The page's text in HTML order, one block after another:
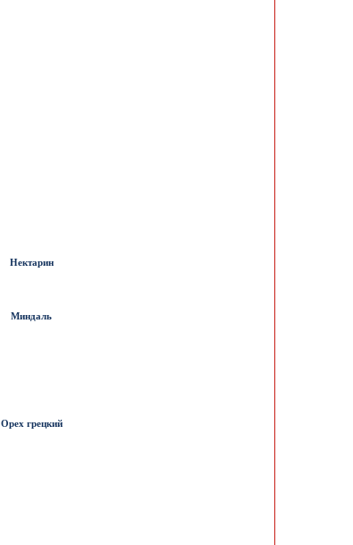
Нектарин
Миндаль
Орех грецкий